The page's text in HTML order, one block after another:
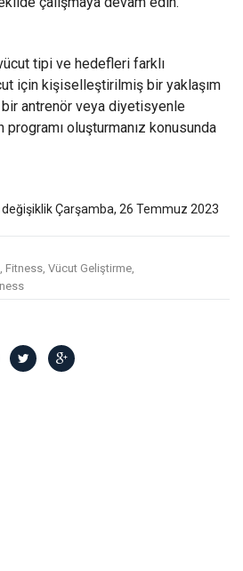
tipi ve hedefleri farklı
için kişiselleştirilmiş bir yaklaşım
antrenör veya diyetisyenle
programı oluşturmanız konusunda
Çarşamba, 26 Temmuz 2023
Fitness, Vücut Geliştirme,